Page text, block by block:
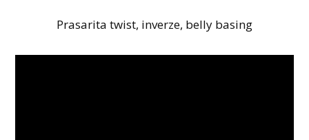
Prasarita twist, inverze, belly basing